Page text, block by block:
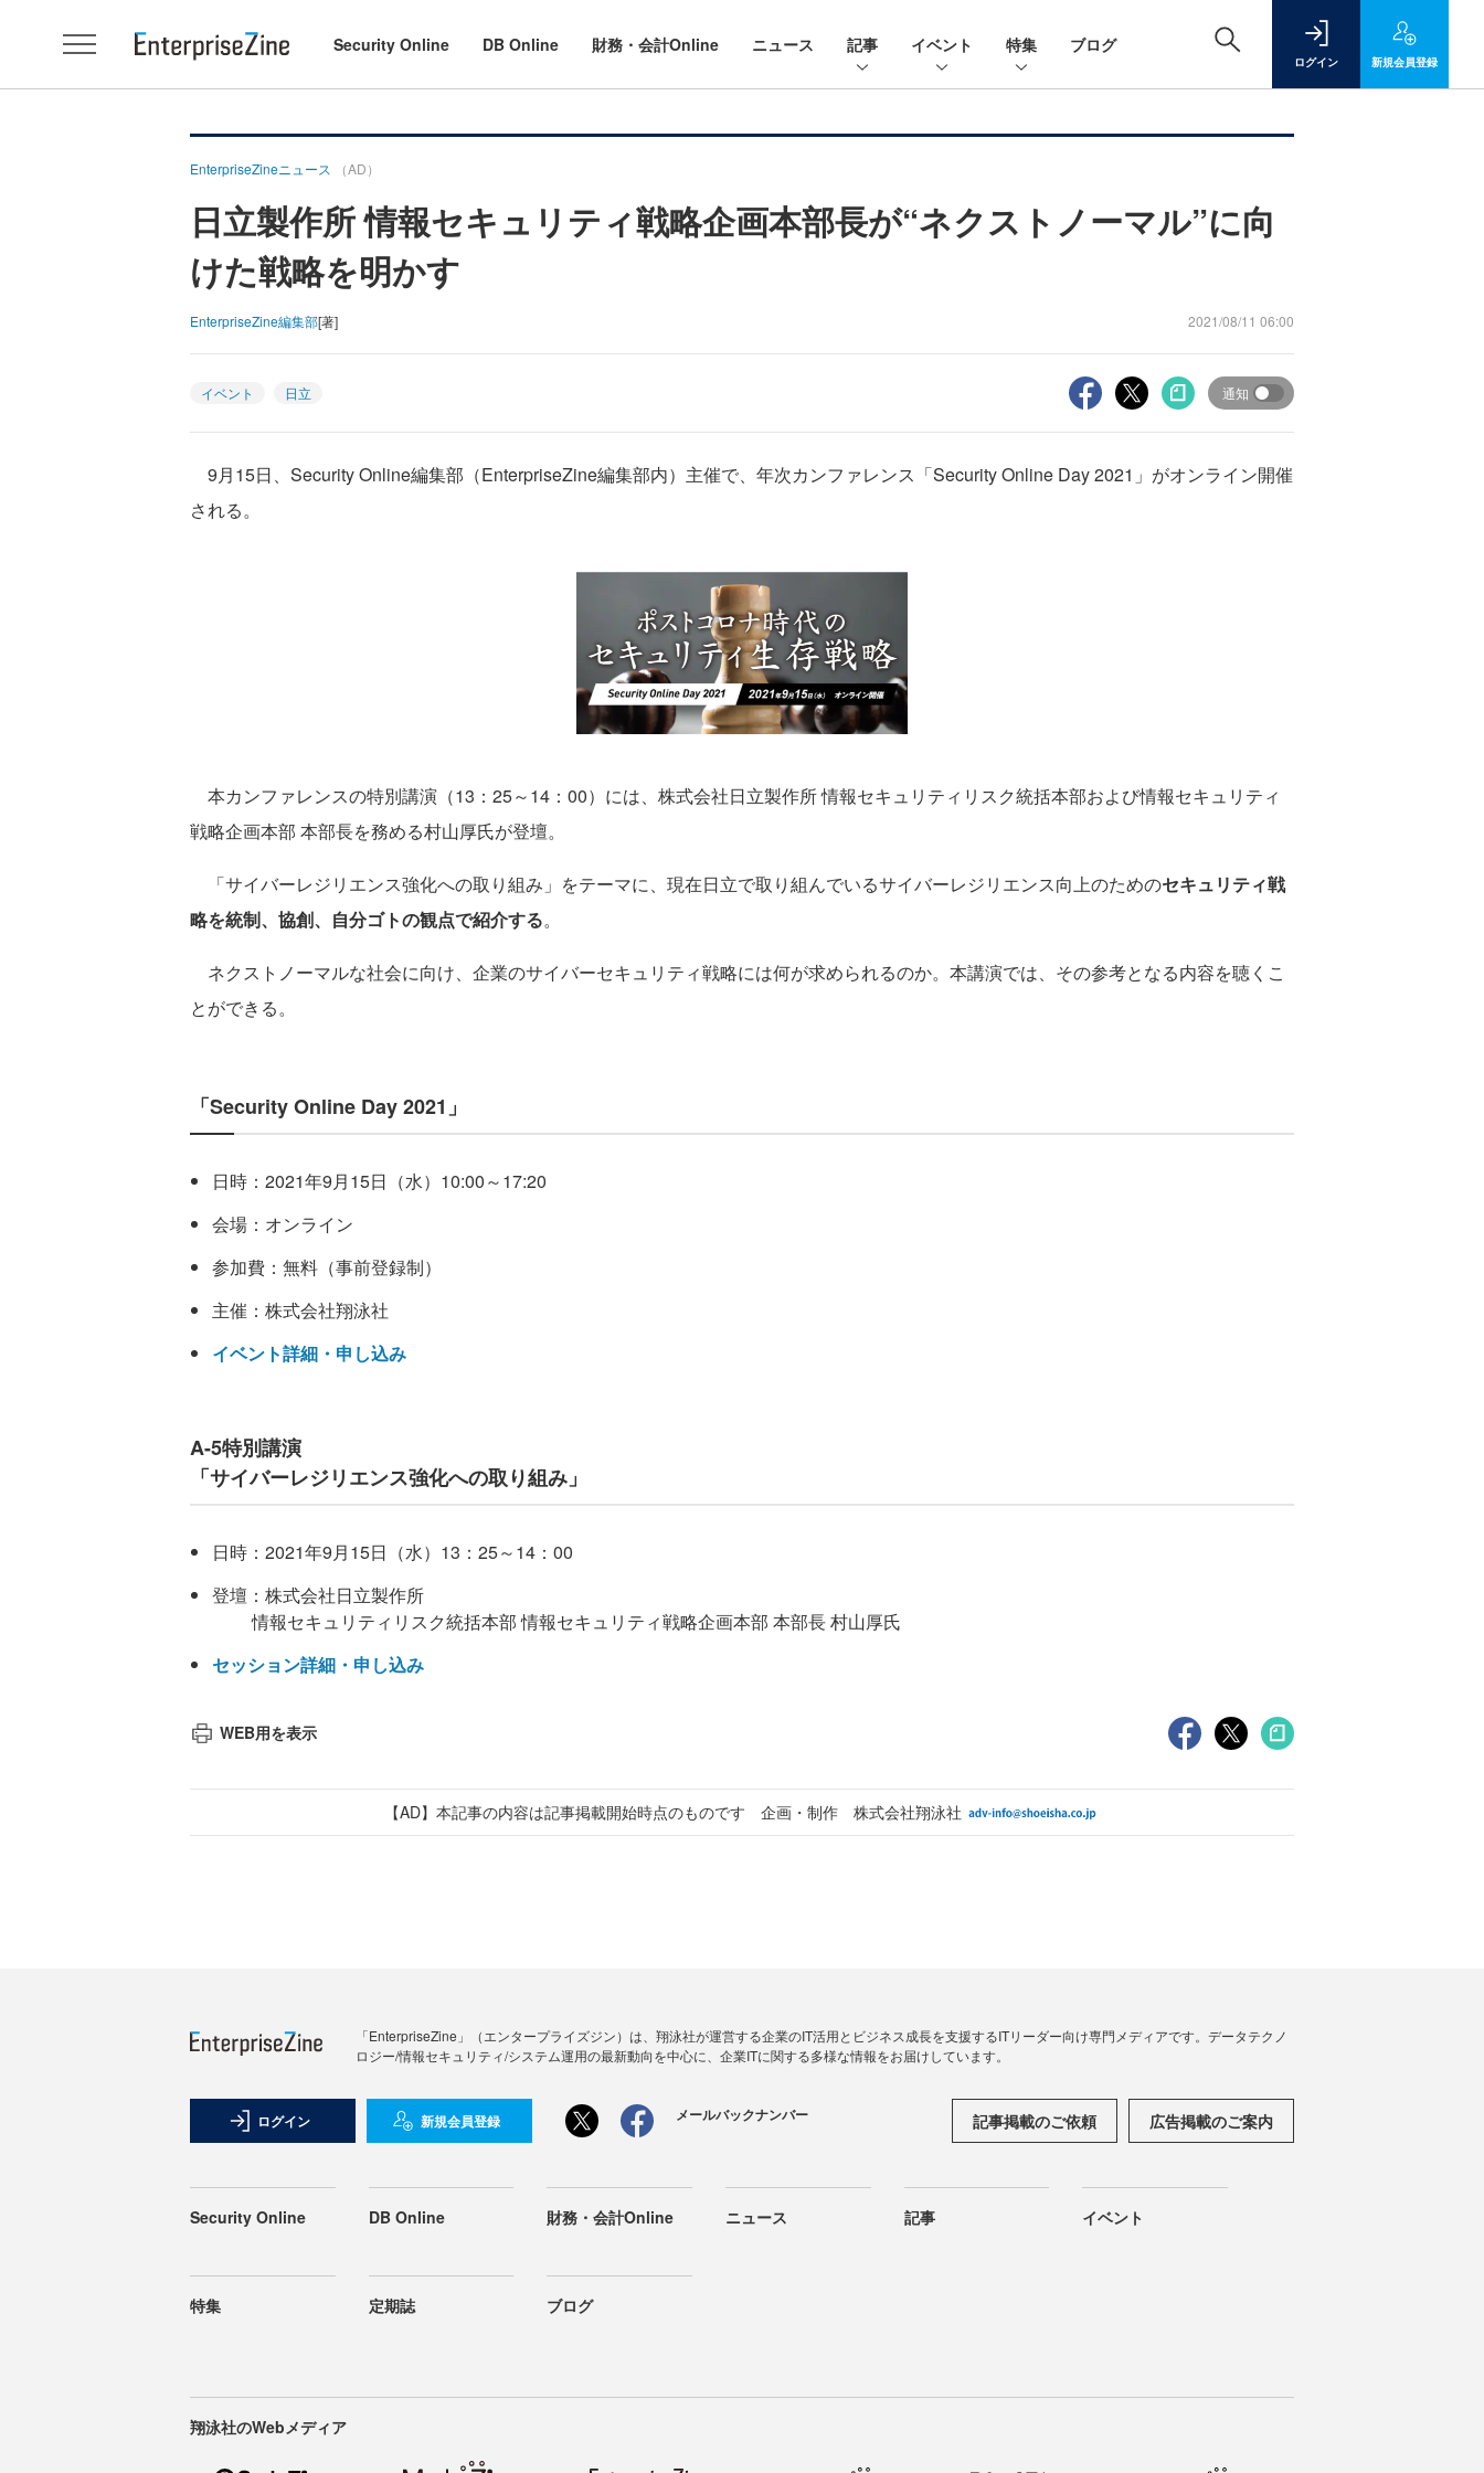
Security Online DB Online 財務・会計Online ニュース 記事 イベント 特集 ブログ
ログイン 新規会員登録
EnterpriseZineニュース （AD）
日立製作所 情報セキュリティ戦略企画本部長が“ネクストノーマル”に向
けた戦略を明かす
EnterpriseZine編集部[著] 2021/08/11 06:00
イベント 日立 通知
9月15日、Security Online編集部（EnterpriseZine編集部内）主催で、年次カンファレンス「Security Online Day 2021」がオンライン開催
される。
本カンファレンスの特別講演（13：25～14：00）には、株式会社日立製作所 情報セキュリティリスク統括本部および情報セキュリティ
戦略企画本部 本部長を務める村山厚氏が登壇。
「サイバーレジリエンス強化への取り組み」をテーマに、現在日立で取り組んでいるサイバーレジリエンス向上のためのセキュリティ戦
略を統制、協創、自分ゴトの観点で紹介する。
ネクストノーマルな社会に向け、企業のサイバーセキュリティ戦略には何が求められるのか。本講演では、その参考となる内容を聴くこ
とができる。
「Security Online Day 2021」
日時：2021年9月15日（水）10:00～17:20
会場：オンライン
参加費：無料（事前登録制）
主催：株式会社翔泳社
イベント詳細・申し込み
A-5特別講演
「サイバーレジリエンス強化への取り組み」
日時：2021年9月15日（水）13：25～14：00
登壇：株式会社日立製作所
情報セキュリティリスク統括本部 情報セキュリティ戦略企画本部 本部長 村山厚氏
セッション詳細・申し込み
WEB用を表示
【AD】本記事の内容は記事掲載開始時点のものです 企画・制作 株式会社翔泳社
「EnterpriseZine」（エンタープライズジン）は、翔泳社が運営する企業のIT活用とビジネス成長を支援するITリーダー向け専門メディアです。データテクノ
ロジー/情報セキュリティ/システム運用の最新動向を中心に、企業ITに関する多様な情報をお届けしています。
ログイン 新規会員登録 メールバックナンバー 記事掲載のご依頼 広告掲載のご案内
Security Online DB Online 財務・会計Online ニュース 記事 イベント
特集 定期誌 ブログ
翔泳社のWebメディア